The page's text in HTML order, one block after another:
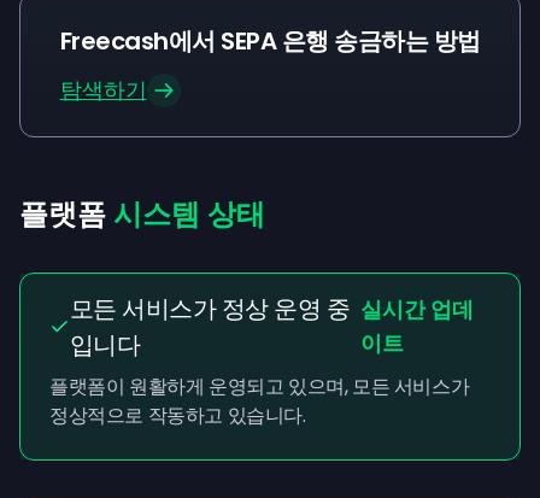
Freecash에서 SEPA 은행 송금하는 방법
탐색하기
플랫폼시스템 상태
모든 서비스가 정상 운영 중
입니다
실시간 업데
이트
플랫폼이 원활하게 운영되고 있으며, 모든 서비스가
정상적으로 작동하고 있습니다.